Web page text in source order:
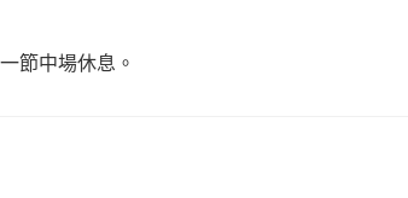
節中場休息。